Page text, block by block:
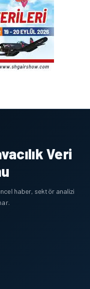
Veri
haber, sektör analizi